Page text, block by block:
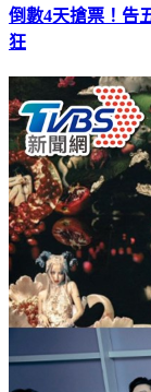
倒數4天搶票！告
狂